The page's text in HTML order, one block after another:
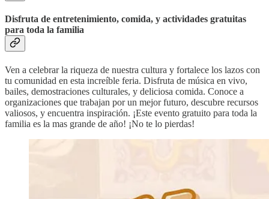
Disfruta de entretenimiento, comida, y actividades gratuitas
para toda la familia
Ven a celebrar la riqueza de nuestra cultura y fortalece los lazos con
tu comunidad en esta increíble feria. Disfruta de música en vivo,
bailes, demostraciones culturales, y deliciosa comida. Conoce a
organizaciones que trabajan por un mejor futuro, descubre recursos
valiosos, y encuentra inspiración. ¡Este evento gratuito para toda la
familia es la mas grande de año! ¡No te lo pierdas!